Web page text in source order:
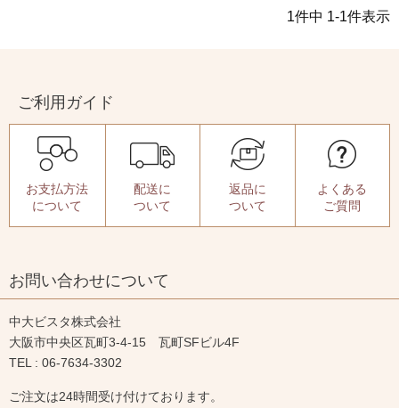
1件中 1-1件表示
ご利用ガイド
お支払方法
について
配送に
ついて
返品に
ついて
よくある
ご質問
お問い合わせについて
中大ビスタ株式会社
大阪市中央区瓦町3-4-15 瓦町SFビル4F
TEL : 06-7634-3302
ご注文は24時間受け付けております。